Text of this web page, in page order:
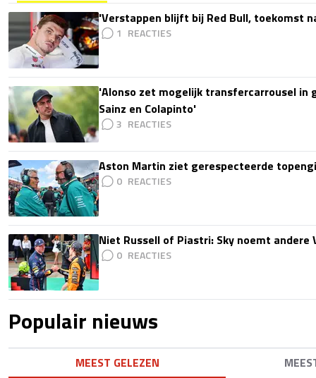
'Verstappen blijft bij Red Bull, toekomst
1
'Alonso zet mogelijk transfercarrousel in
Sainz en Colapinto'
3
Aston Martin ziet gerespecteerde
0
Niet Russell of Piastri: Sky noemt
0
Populair nieuws
MEEST GELEZEN